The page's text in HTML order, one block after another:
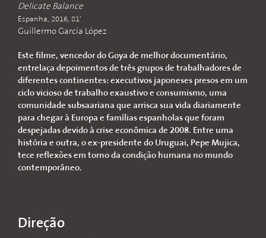
Delicate Balance
Espanha, 2016, 81'
Guillermo García López
Este filme, vencedor do Goya de melhor documentário,
entrelaça depoimentos de três grupos de trabalhadores de
diferentes continentes: executivos japoneses presos em um
ciclo vicioso de trabalho exaustivo e consumismo, uma
comunidade subsaariana que arrisca sua vida diariamente
para chegar à Europa e famílias espanholas que foram
despejadas devido à crise econômica de 2008. Entre uma
história e outra, o ex-presidente do Uruguai, Pepe Mujica,
tece reflexões em torno da condição humana no mundo
contemporâneo.
Direção